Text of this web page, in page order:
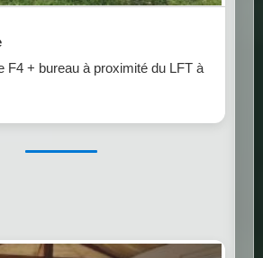
F4 + bureau à proximité du LFT à